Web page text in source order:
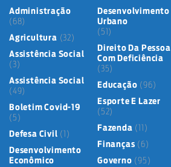
Administração
(68)
Agricultura (32)
Assistência Social
(3)
Assistência Social
(49)
Boletim Covid-19
(5)
Defesa Civil (1)
Desenvolvimento
Econômico
Desenvolvimento
Urbano
(51)
Direito Da Pessoa
Com Deficiência
(35)
Educação (96)
Esporte E Lazer
(52)
Fazenda (11)
Finanças (6)
Governo (95)